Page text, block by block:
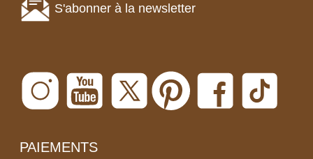
S'abonner à la newsletter
PAIEMENTS